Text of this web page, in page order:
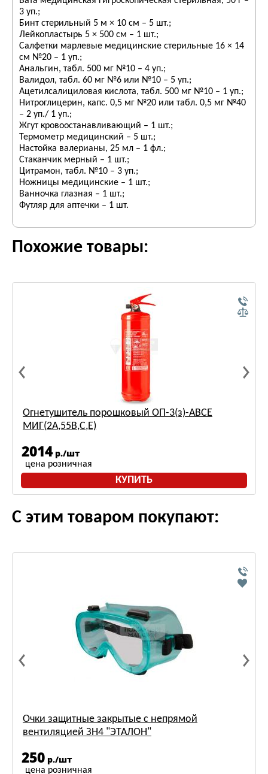
3 уп.;
Бинт стерильный 5 м × 10 см – 5 шт.;
Лейкопластырь 5 × 500 см – 1 шт.;
Салфетки марлевые медицинские стерильные 16 × 14
см №20 – 1 уп.;
Анальгин, табл. 500 мг №10 – 4 уп.;
Валидол, табл. 60 мг №6 или №10 – 5 уп.;
Ацетилсалициловая кислота, табл. 500 мг №10 – 1 уп.;
Нитроглицерин, капс. 0,5 мг №20 или табл. 0,5 мг №40
– 2 уп./ 1 уп.;
Жгут кровоостанавливающий – 1 шт.;
Термометр медицинский – 5 шт.;
Настойка валерианы, 25 мл – 1 фл.;
Стаканчик мерный – 1 шт.;
Цитрамон, табл. №10 – 3 уп.;
Ножницы медицинские – 1 шт.;
Ванночка глазная – 1 шт.;
Футляр для аптечки – 1 шт.
Похожие товары:
Огнетушитель порошковый ОП-3(з)-ABCE
МИГ(2A,55B,С,Е)
2014 р./шт
цена розничная
КУПИТЬ
С этим товаром покупают:
Очки защитные закрытые с непрямой
вентиляцией ЗН4 "ЭТАЛОН"
250 р./шт
цена розничная